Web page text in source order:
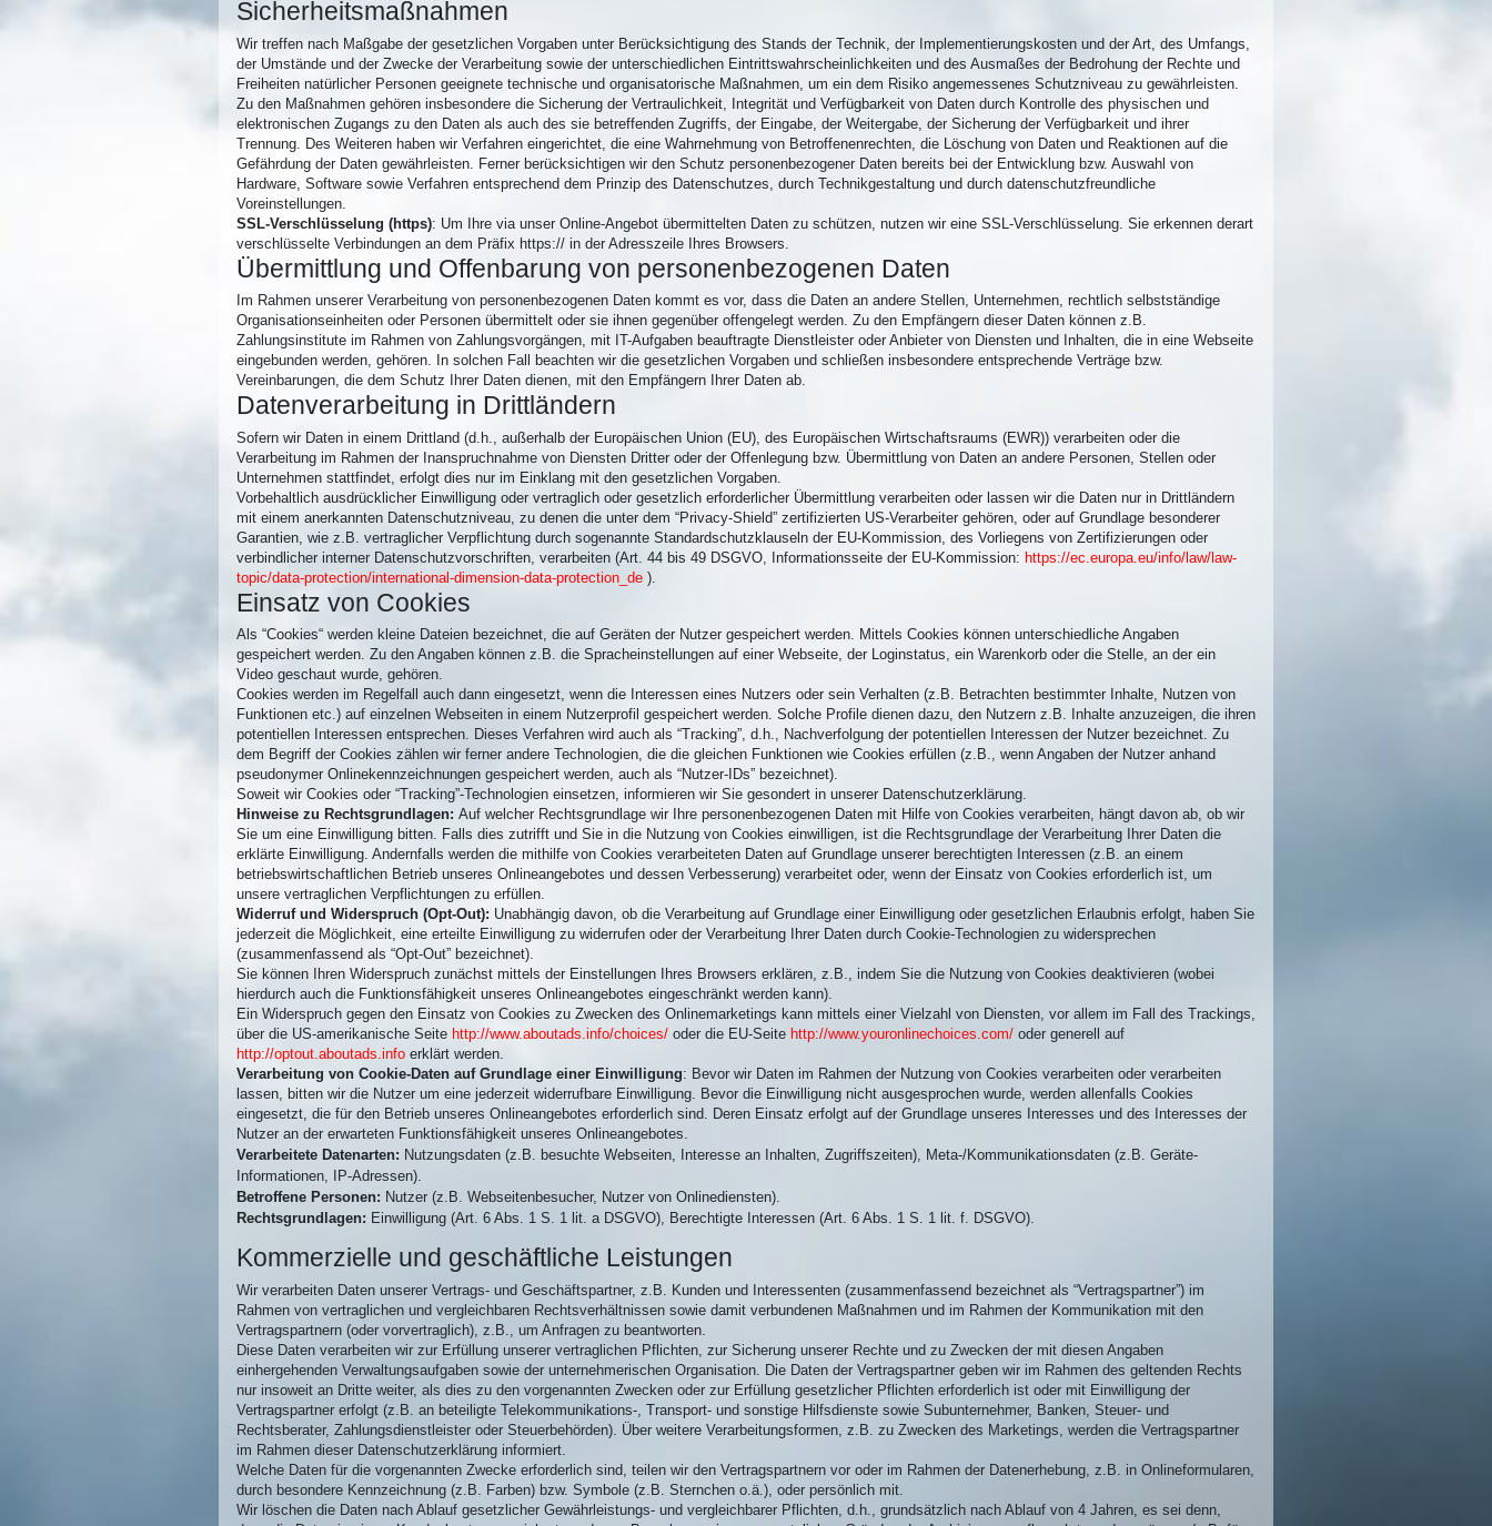
Sicherheitsmaßnahmen
Wir treffen nach Maßgabe der gesetzlichen Vorgaben unter Berücksichtigung des Stands der Technik, der Implementierungskosten und der Art, des Umfangs,
der Umstände und der Zwecke der Verarbeitung sowie der unterschiedlichen Eintrittswahrscheinlichkeiten und des Ausmaßes der Bedrohung der Rechte und
Freiheiten natürlicher Personen geeignete technische und organisatorische Maßnahmen, um ein dem Risiko angemessenes Schutzniveau zu gewährleisten.
Zu den Maßnahmen gehören insbesondere die Sicherung der Vertraulichkeit, Integrität und Verfügbarkeit von Daten durch Kontrolle des physischen und
elektronischen Zugangs zu den Daten als auch des sie betreffenden Zugriffs, der Eingabe, der Weitergabe, der Sicherung der Verfügbarkeit und ihrer
Trennung. Des Weiteren haben wir Verfahren eingerichtet, die eine Wahrnehmung von Betroffenenrechten, die Löschung von Daten und Reaktionen auf die
Gefährdung der Daten gewährleisten. Ferner berücksichtigen wir den Schutz personenbezogener Daten bereits bei der Entwicklung bzw. Auswahl von
Hardware, Software sowie Verfahren entsprechend dem Prinzip des Datenschutzes, durch Technikgestaltung und durch datenschutzfreundliche
Voreinstellungen.
SSL-Verschlüsselung (https): Um Ihre via unser Online-Angebot übermittelten Daten zu schützen, nutzen wir eine SSL-Verschlüsselung. Sie erkennen derart
verschlüsselte Verbindungen an dem Präfix https:// in der Adresszeile Ihres Browsers.
Übermittlung und Offenbarung von personenbezogenen Daten
Im Rahmen unserer Verarbeitung von personenbezogenen Daten kommt es vor, dass die Daten an andere Stellen, Unternehmen, rechtlich selbstständige
Organisationseinheiten oder Personen übermittelt oder sie ihnen gegenüber offengelegt werden. Zu den Empfängern dieser Daten können z.B.
Zahlungsinstitute im Rahmen von Zahlungsvorgängen, mit IT-Aufgaben beauftragte Dienstleister oder Anbieter von Diensten und Inhalten, die in eine Webseite
eingebunden werden, gehören. In solchen Fall beachten wir die gesetzlichen Vorgaben und schließen insbesondere entsprechende Verträge bzw.
Vereinbarungen, die dem Schutz Ihrer Daten dienen, mit den Empfängern Ihrer Daten ab.
Datenverarbeitung in Drittländern
Sofern wir Daten in einem Drittland (d.h., außerhalb der Europäischen Union (EU), des Europäischen Wirtschaftsraums (EWR)) verarbeiten oder die
Verarbeitung im Rahmen der Inanspruchnahme von Diensten Dritter oder der Offenlegung bzw. Übermittlung von Daten an andere Personen, Stellen oder
Unternehmen stattfindet, erfolgt dies nur im Einklang mit den gesetzlichen Vorgaben.
Vorbehaltlich ausdrücklicher Einwilligung oder vertraglich oder gesetzlich erforderlicher Übermittlung verarbeiten oder lassen wir die Daten nur in Drittländern
mit einem anerkannten Datenschutzniveau, zu denen die unter dem “Privacy-Shield” zertifizierten US-Verarbeiter gehören, oder auf Grundlage besonderer
Garantien, wie z.B. vertraglicher Verpflichtung durch sogenannte Standardschutzklauseln der EU-Kommission, des Vorliegens von Zertifizierungen oder
verbindlicher interner Datenschutzvorschriften, verarbeiten (Art. 44 bis 49 DSGVO, Informationsseite der EU-Kommission: https://ec.europa.eu/info/law/law-
topic/data-protection/international-dimension-data-protection_de ).
Einsatz von Cookies
Als “Cookies“ werden kleine Dateien bezeichnet, die auf Geräten der Nutzer gespeichert werden. Mittels Cookies können unterschiedliche Angaben
gespeichert werden. Zu den Angaben können z.B. die Spracheinstellungen auf einer Webseite, der Loginstatus, ein Warenkorb oder die Stelle, an der ein
Video geschaut wurde, gehören.
Cookies werden im Regelfall auch dann eingesetzt, wenn die Interessen eines Nutzers oder sein Verhalten (z.B. Betrachten bestimmter Inhalte, Nutzen von
Funktionen etc.) auf einzelnen Webseiten in einem Nutzerprofil gespeichert werden. Solche Profile dienen dazu, den Nutzern z.B. Inhalte anzuzeigen, die ihren
potentiellen Interessen entsprechen. Dieses Verfahren wird auch als “Tracking”, d.h., Nachverfolgung der potentiellen Interessen der Nutzer bezeichnet. Zu
dem Begriff der Cookies zählen wir ferner andere Technologien, die die gleichen Funktionen wie Cookies erfüllen (z.B., wenn Angaben der Nutzer anhand
pseudonymer Onlinekennzeichnungen gespeichert werden, auch als “Nutzer-IDs” bezeichnet).
Soweit wir Cookies oder “Tracking”-Technologien einsetzen, informieren wir Sie gesondert in unserer Datenschutzerklärung.
Hinweise zu Rechtsgrundlagen: Auf welcher Rechtsgrundlage wir Ihre personenbezogenen Daten mit Hilfe von Cookies verarbeiten, hängt davon ab, ob wir
Sie um eine Einwilligung bitten. Falls dies zutrifft und Sie in die Nutzung von Cookies einwilligen, ist die Rechtsgrundlage der Verarbeitung Ihrer Daten die
erklärte Einwilligung. Andernfalls werden die mithilfe von Cookies verarbeiteten Daten auf Grundlage unserer berechtigten Interessen (z.B. an einem
betriebswirtschaftlichen Betrieb unseres Onlineangebotes und dessen Verbesserung) verarbeitet oder, wenn der Einsatz von Cookies erforderlich ist, um
unsere vertraglichen Verpflichtungen zu erfüllen.
Widerruf und Widerspruch (Opt-Out): Unabhängig davon, ob die Verarbeitung auf Grundlage einer Einwilligung oder gesetzlichen Erlaubnis erfolgt, haben Sie
jederzeit die Möglichkeit, eine erteilte Einwilligung zu widerrufen oder der Verarbeitung Ihrer Daten durch Cookie-Technologien zu widersprechen
(zusammenfassend als “Opt-Out” bezeichnet).
Sie können Ihren Widerspruch zunächst mittels der Einstellungen Ihres Browsers erklären, z.B., indem Sie die Nutzung von Cookies deaktivieren (wobei
hierdurch auch die Funktionsfähigkeit unseres Onlineangebotes eingeschränkt werden kann).
Ein Widerspruch gegen den Einsatz von Cookies zu Zwecken des Onlinemarketings kann mittels einer Vielzahl von Diensten, vor allem im Fall des Trackings,
über die US-amerikanische Seite http://www.aboutads.info/choices/ oder die EU-Seite http://www.youronlinechoices.com/ oder generell auf
http://optout.aboutads.info erklärt werden.
Verarbeitung von Cookie-Daten auf Grundlage einer Einwilligung: Bevor wir Daten im Rahmen der Nutzung von Cookies verarbeiten oder verarbeiten
lassen, bitten wir die Nutzer um eine jederzeit widerrufbare Einwilligung. Bevor die Einwilligung nicht ausgesprochen wurde, werden allenfalls Cookies
eingesetzt, die für den Betrieb unseres Onlineangebotes erforderlich sind. Deren Einsatz erfolgt auf der Grundlage unseres Interesses und des Interesses der
Nutzer an der erwarteten Funktionsfähigkeit unseres Onlineangebotes.
Verarbeitete Datenarten: Nutzungsdaten (z.B. besuchte Webseiten, Interesse an Inhalten, Zugriffszeiten), Meta-/Kommunikationsdaten (z.B. Geräte-
Informationen, IP-Adressen).
Betroffene Personen: Nutzer (z.B. Webseitenbesucher, Nutzer von Onlinediensten).
Rechtsgrundlagen: Einwilligung (Art. 6 Abs. 1 S. 1 lit. a DSGVO), Berechtigte Interessen (Art. 6 Abs. 1 S. 1 lit. f. DSGVO).
Kommerzielle und geschäftliche Leistungen
Wir verarbeiten Daten unserer Vertrags- und Geschäftspartner, z.B. Kunden und Interessenten (zusammenfassend bezeichnet als “Vertragspartner”) im
Rahmen von vertraglichen und vergleichbaren Rechtsverhältnissen sowie damit verbundenen Maßnahmen und im Rahmen der Kommunikation mit den
Vertragspartnern (oder vorvertraglich), z.B., um Anfragen zu beantworten.
Diese Daten verarbeiten wir zur Erfüllung unserer vertraglichen Pflichten, zur Sicherung unserer Rechte und zu Zwecken der mit diesen Angaben
einhergehenden Verwaltungsaufgaben sowie der unternehmerischen Organisation. Die Daten der Vertragspartner geben wir im Rahmen des geltenden Rechts
nur insoweit an Dritte weiter, als dies zu den vorgenannten Zwecken oder zur Erfüllung gesetzlicher Pflichten erforderlich ist oder mit Einwilligung der
Vertragspartner erfolgt (z.B. an beteiligte Telekommunikations-, Transport- und sonstige Hilfsdienste sowie Subunternehmer, Banken, Steuer- und
Rechtsberater, Zahlungsdienstleister oder Steuerbehörden). Über weitere Verarbeitungsformen, z.B. zu Zwecken des Marketings, werden die Vertragspartner
im Rahmen dieser Datenschutzerklärung informiert.
Welche Daten für die vorgenannten Zwecke erforderlich sind, teilen wir den Vertragspartnern vor oder im Rahmen der Datenerhebung, z.B. in Onlineformularen,
durch besondere Kennzeichnung (z.B. Farben) bzw. Symbole (z.B. Sternchen o.ä.), oder persönlich mit.
Wir löschen die Daten nach Ablauf gesetzlicher Gewährleistungs- und vergleichbarer Pflichten, d.h., grundsätzlich nach Ablauf von 4 Jahren, es sei denn,